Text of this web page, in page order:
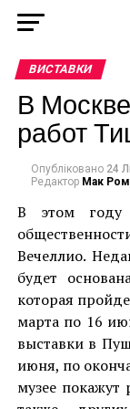
ВИСТАВКИ
В
работ
Опубліковано 24
Редактор Мак
В этом году
Вечеллио.
будет
которая
марта по 16
выставки в
июня, по
музее покажут